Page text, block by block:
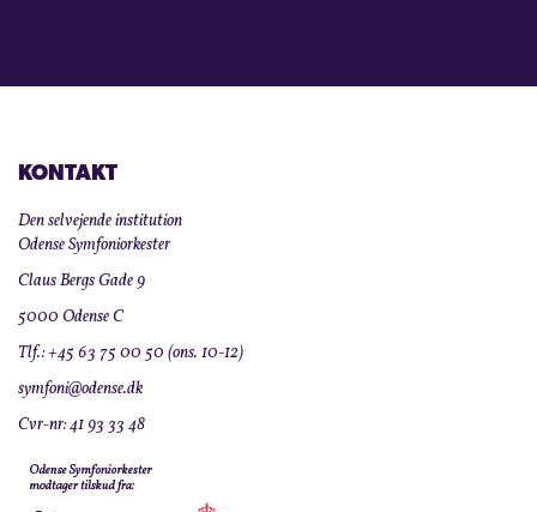
KONTAKT
Den selvejende institution
Odense Symfoniorkester
Claus Bergs Gade 9
5000 Odense C
Tlf.: +45 63 75 00 50 (ons. 10-12)
symfoni@odense.dk
Cvr-nr: 41 93 33 48